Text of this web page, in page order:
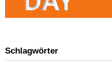
Schlagwörter